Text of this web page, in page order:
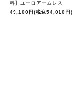
料】ユーロアームレス
49,100円(税込54,010円)